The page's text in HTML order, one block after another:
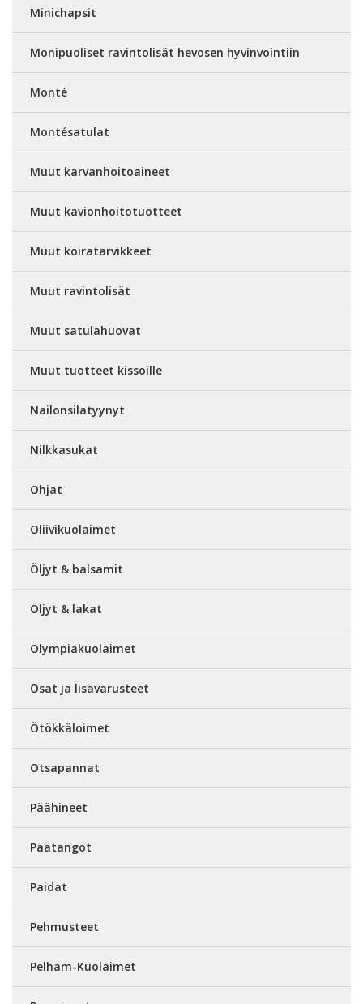
Minichapsit
Monipuoliset ravintolisät hevosen hyvinvointiin
Monté
Montésatulat
Muut karvanhoitoaineet
Muut kavionhoitotuotteet
Muut koiratarvikkeet
Muut ravintolisät
Muut satulahuovat
Muut tuotteet kissoille
Nailonsilatyynyt
Nilkkasukat
Ohjat
Oliivikuolaimet
Öljyt & balsamit
Öljyt & lakat
Olympiakuolaimet
Osat ja lisävarusteet
Ötökkäloimet
Otsapannat
Päähineet
Päätangot
Paidat
Pehmusteet
Pelham-Kuolaimet